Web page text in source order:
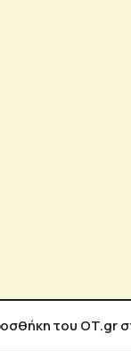
του ΟΤ.gr